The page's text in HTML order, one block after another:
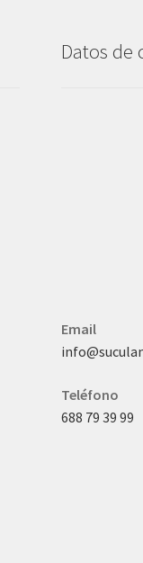
Datos de
Email
Teléfono
688 79 39 99